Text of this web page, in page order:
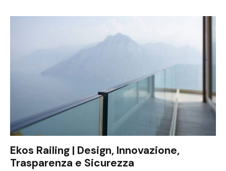
Ekos Railing | Design, Innovazione,
Trasparenza e Sicurezza